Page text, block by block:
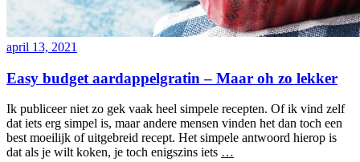
april 13, 2021
Easy budget aardappelgratin – Maar oh zo lekker
Ik publiceer niet zo gek vaak heel simpele recepten. Of ik vind zelf
dat iets erg simpel is, maar andere mensen vinden het dan toch een
best moeilijk of uitgebreid recept. Het simpele antwoord hierop is
dat als je wilt koken, je toch enigszins iets …